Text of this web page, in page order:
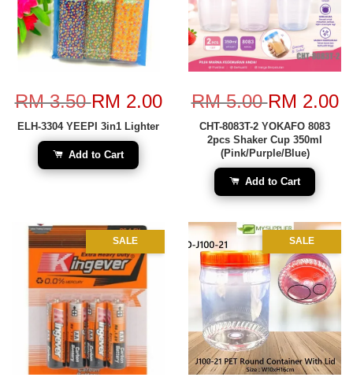
RM 3.50RM 2.00
ELH-3304 YEEPI 3in1 Lighter
Add to Cart
RM 5.00RM 2.00
CHT-8083T-2 YOKAFO 8083
2pcs Shaker Cup 350ml
(Pink/Purple/Blue)
Add to Cart
SALE SALE